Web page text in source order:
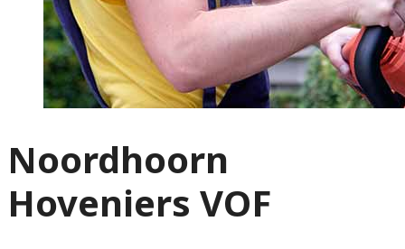
Noordhoorn
Hoveniers VOF